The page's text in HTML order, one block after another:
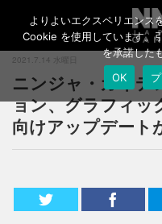
2021.7.14 水曜日
ニンジャ・ガイデ
ョン、グラフィッ
向けアップデート
よりよいエクスペリエンス
Cookie を使用しています。
を承諾した
OK